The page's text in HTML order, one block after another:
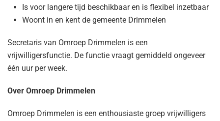
Is voor langere tijd beschikbaar en is flexibel inzetbaar
Woont in en kent de gemeente Drimmelen
Secretaris van Omroep Drimmelen is een
vrijwilligersfunctie. De functie vraagt gemiddeld ongeveer
één uur per week.
Over Omroep Drimmelen
Omroep Drimmelen is een enthousiaste groep vrijwilligers